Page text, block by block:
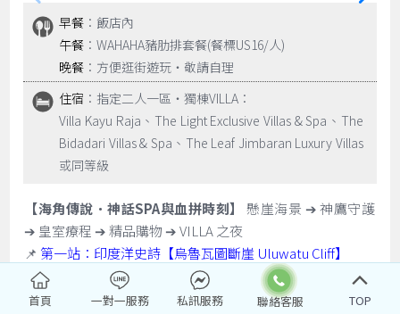
早餐 ：飯店內
午餐 ：WAHAHA豬肋排套餐(餐標US16/人)
晚餐 ：方便逛街遊玩‧敬請自理
住宿 ：指定二人一區‧獨棟VILLA：
Villa Kayu Raja、The Light Exclusive Villas & Spa、The
Bidadari Villas & Spa、The Leaf Jimbaran Luxury Villas
或同等級
【海角傳說．神話SPA與血拼時刻】
懸崖海景 ➔ 神鷹守護
➔ 皇室療程 ➔ 精品購物 ➔ VILLA 之夜
📌 第一站：印度洋史詩【烏魯瓦圖斷崖 Uluwatu Cliff】
📍 絕佳視角：站在斷崖之巔，俯瞰浩瀚無邊的印度洋。斷
崖上是觀海的絕佳位置，典型的峇里島精緻建築與朝向大海
首頁 一對一服務 私訊服務 TOP